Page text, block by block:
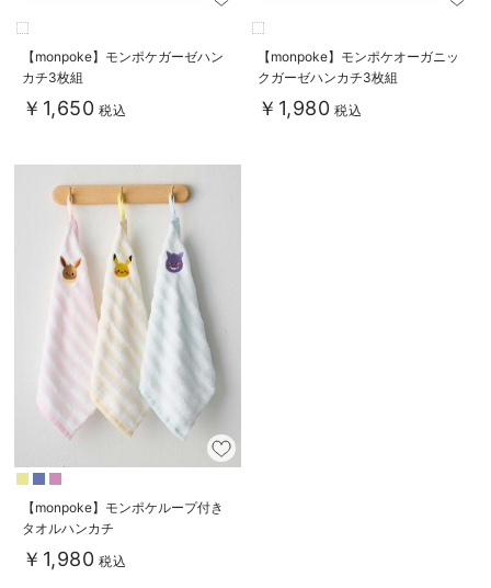
【monpoke】モンポケガーゼハン
カチ3枚組
￥1,650 税込
【monpoke】モンポケオーガニッ
クガーゼハンカチ3枚組
￥1,980 税込
【monpoke】モンポケループ付き
タオルハンカチ
￥1,980 税込